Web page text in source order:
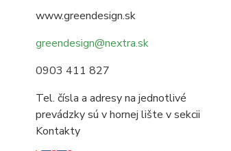
www.greendesign.sk
greendesign@nextra.sk
0903 411 827
Tel. čísla a adresy na jednotlivé
prevádzky sú v hornej lište v sekcii
Kontakty